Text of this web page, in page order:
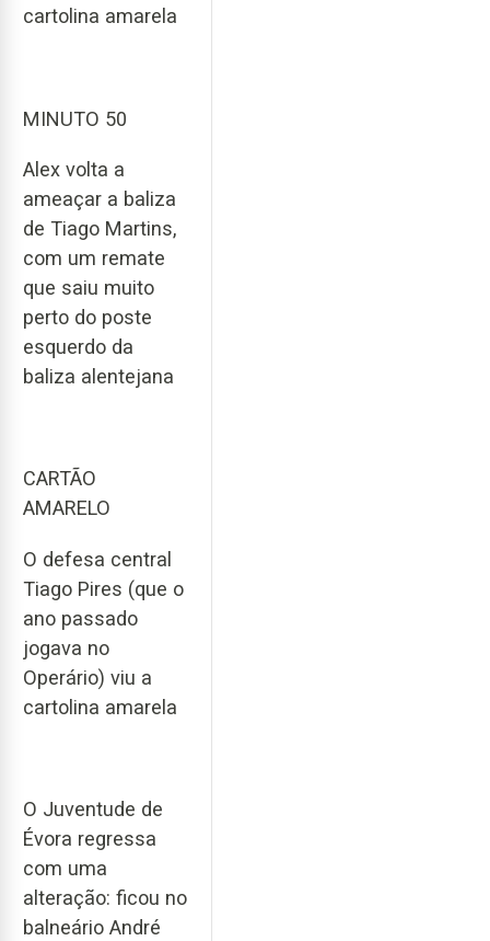
cartolina amarela
MINUTO 50
Alex volta a
ameaçar a baliza
de Tiago Martins,
com um remate
que saiu muito
perto do poste
esquerdo da
baliza alentejana
CARTÃO
AMARELO
O defesa central
Tiago Pires (que o
ano passado
jogava no
Operário) viu a
cartolina amarela
O Juventude de
Évora regressa
com uma
alteração: ficou no
balneário André